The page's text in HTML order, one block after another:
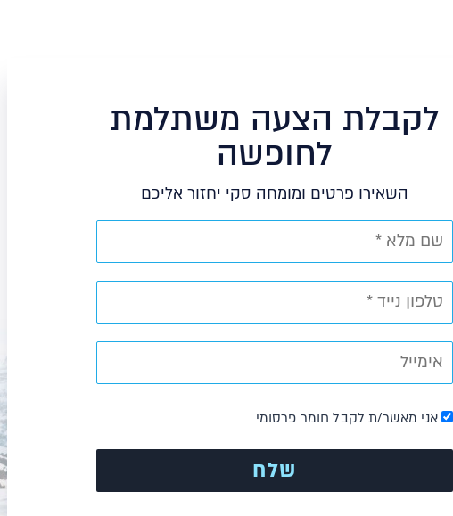
לקבלת הצעה משתלמת
לחופשה
השאירו פרטים ומומחה סקי יחזור אליכם
אני מאשר/ת לקבל חומר פרסומי